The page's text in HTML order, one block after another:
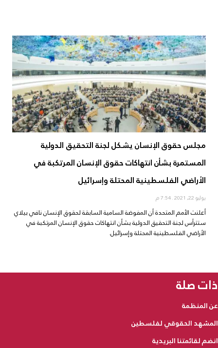
مجلس حقوق الإنسان يشكل لجنة التحقيق الدولية
المستمرة بشأن انتهاكات حقوق الإنسان المرتكبة في
الأراضي الفلسطينية المحتلة وإسرائيل
يوليو 22, 2021
أعلنت الأمم المتحدة أن المفوضة السامية السابقة لحقوق الإنسان نافي بيلاي
ستترأس لجنة التحقيق الدولية بشأن انتهاكات حقوق الإنسان المرتكبة في
الأراضي الفلسطينية المحتلة وإسرائيل.
ذات صلة
عن المنظمة
المشهد الحقوقي لفلسطين
انضم لقائمتنا البريدية